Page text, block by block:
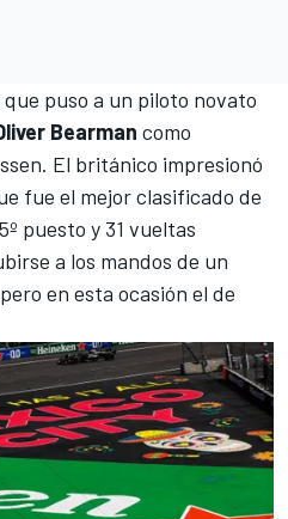
puso a un piloto novato
Bearman como
El británico impresionó
fue el mejor clasificado de
puesto y 31 vueltas
a los mandos de un
en esta ocasión el de